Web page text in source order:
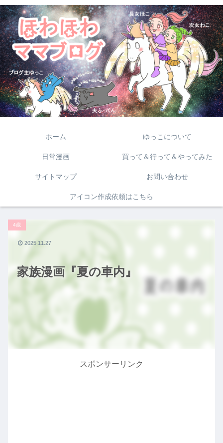
ホーム ゆっこについて
日常漫画 買って＆行って＆やってみた
サイトマップ お問い合わせ
アイコン作成依頼はこちら
家族漫画『夏の車内』
4歳
2025.11.27
スポンサーリンク